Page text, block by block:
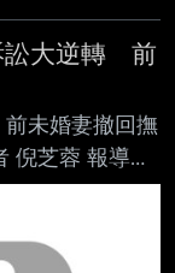
訟大逆轉 前
未婚妻撤回撫
倪芝蓉 報導
訴訟迎來轉